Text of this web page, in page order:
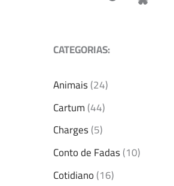
CATEGORIAS:
Animais(24)
Cartum(44)
Charges(5)
Conto de Fadas(10)
Cotidiano(16)